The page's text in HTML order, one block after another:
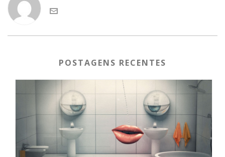
POSTAGENS RECENTES